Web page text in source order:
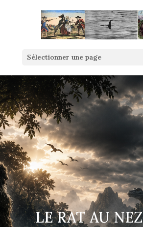
Sélectionner une page
LE RAT AU